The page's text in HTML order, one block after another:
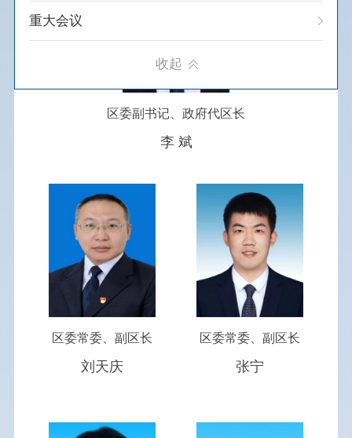
重大会议
行政许可
行政处罚/强制
权责清单
应急管理
公务员招录
收起
区委副书记、政府代区长
李 斌
区委常委、副区长
刘天庆
区委常委、副区长
张宁